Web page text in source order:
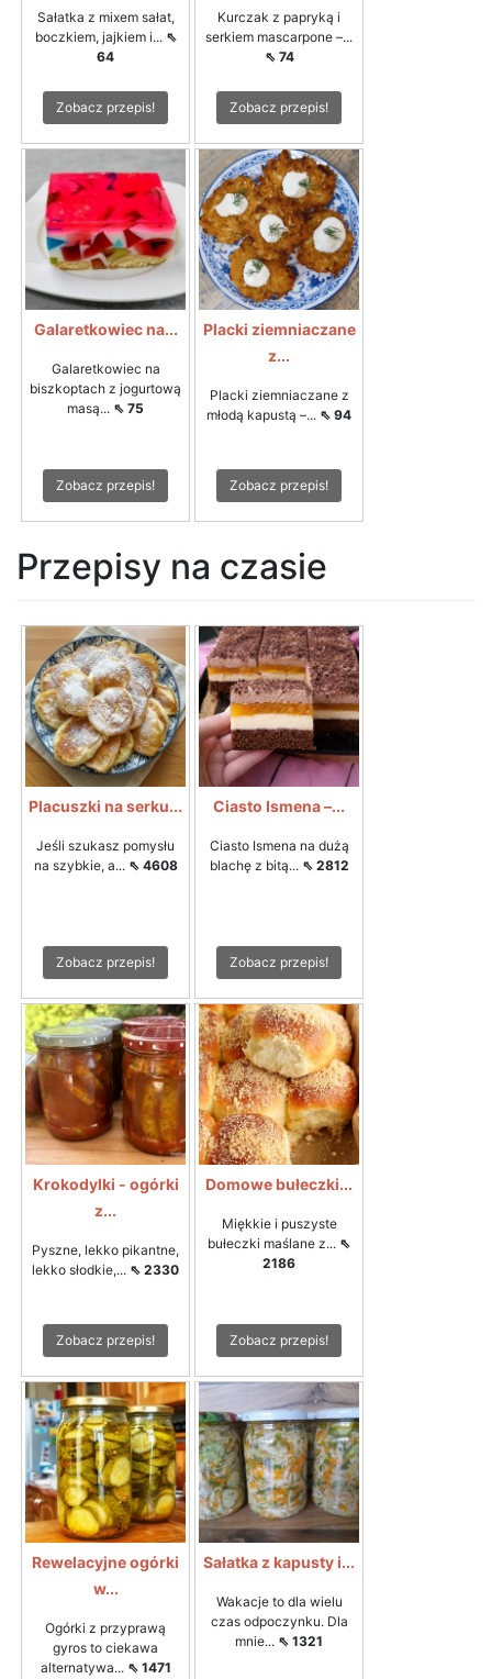
Sałatka z mixem sałat,
boczkiem, jajkiem i... ⇖
64
Zobacz przepis!
Kurczak z papryką i
serkiem mascarpone –...
⇖ 74
Zobacz przepis!
Galaretkowiec na...
Galaretkowiec na
biszkoptach z jogurtową
masą... ⇖ 75
Zobacz przepis!
Placki ziemniaczane
z...
Placki ziemniaczane z
młodą kapustą –... ⇖ 94
Zobacz przepis!
Przepisy na czasie
Placuszki na serku...
Jeśli szukasz pomysłu
na szybkie, a... ⇖ 4608
Zobacz przepis!
Ciasto Ismena –...
Ciasto Ismena na dużą
blachę z bitą... ⇖ 2812
Zobacz przepis!
Krokodylki - ogórki
z...
Pyszne, lekko pikantne,
lekko słodkie,... ⇖ 2330
Zobacz przepis!
Domowe bułeczki...
Miękkie i puszyste
bułeczki maślane z... ⇖
2186
Zobacz przepis!
Rewelacyjne ogórki
w...
Ogórki z przyprawą
gyros to ciekawa
alternatywa... ⇖ 1471
Sałatka z kapusty i...
Wakacje to dla wielu
czas odpoczynku. Dla
mnie... ⇖ 1321